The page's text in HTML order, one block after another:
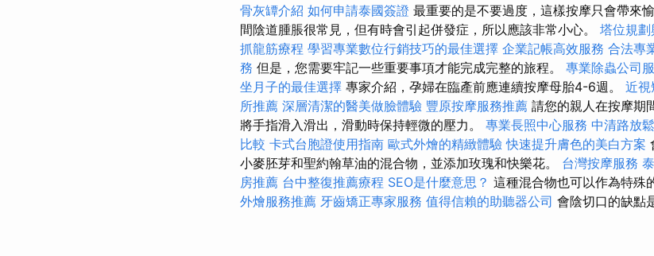
骨灰罈介紹 如何申請泰國簽證 最重要的是不要過度，這樣按摩只會帶來
間陰道腫脹很常見，但有時會引起併發症，所以應該非常小心。 塔位規劃
抓龍筋療程 學習專業數位行銷技巧的最佳選擇 企業記帳高效服務 合法專
務 但是，您需要牢記一些重要事項才能完成完整的旅程。 專業除蟲公司
坐月子的最佳選擇 專家介紹，孕婦在臨產前應連續按摩母胎4-6週。 近視
所推薦 深層清潔的醫美做臉體驗 豐原按摩服務推薦 請您的親人在按摩期
將手指滑入滑出，滑動時保持輕微的壓力。 專業長照中心服務 中清路放
比較 卡式台胞證使用指南 歐式外燴的精緻體驗 快速提升膚色的美白方案
小麥胚芽和聖約翰草油的混合物，並添加玫瑰和快樂花。 台灣按摩服務
房推薦 台中整復推薦療程 SEO是什麼意思？ 這種混合物也可以作為特殊
外燴服務推薦 牙齒矯正專家服務 值得信賴的助聽器公司 會陰切口的缺點